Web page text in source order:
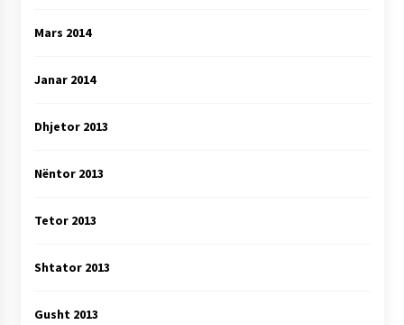
Mars 2014
Janar 2014
Dhjetor 2013
Nëntor 2013
Tetor 2013
Shtator 2013
Gusht 2013